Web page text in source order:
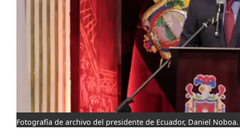
Fotografía de archivo del presidente de Ecuador, Daniel Noboa.